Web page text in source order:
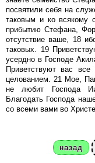
посвятили себя на
таковым и ко всякому
прибытию Стефана,
отсутствие ваше, 18
таковых. 19
усердно в Господе
Приветствуют вас все
целованием. 21 Мое,
не любит Господа
Благодать Господа
со всеми вами во
назад